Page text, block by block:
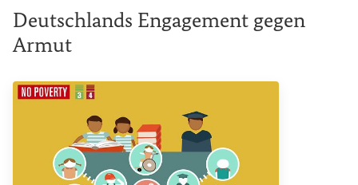
Deutschlands Engagement gegen
Armut